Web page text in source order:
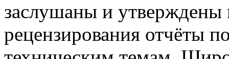
заслушаны и утверждены
рецензирования отчёты